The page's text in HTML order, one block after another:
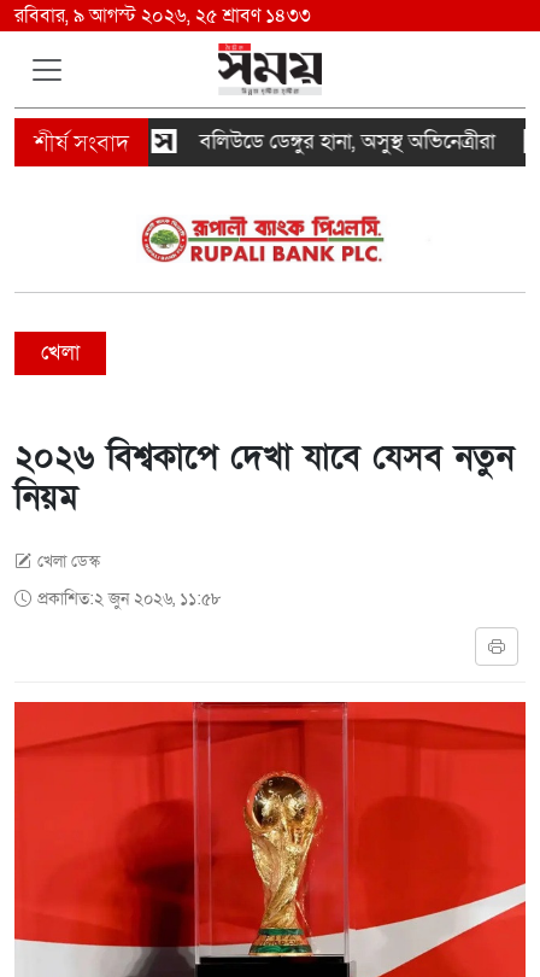
রবিবার, ৯ আগস্ট ২০২৬, ২৫ শ্রাবণ ১৪৩৩
বাড়ছে? বলিউডে ডেঙ্গুর হানা, অসুস্থ অভিনেত্রীরা
খেলা
২০২৬ বিশ্বকাপে দেখা যাবে যেসব নতুন
নিয়ম
খেলা ডেস্ক
প্রকাশিত:২ জুন ২০২৬, ১১:৫৮